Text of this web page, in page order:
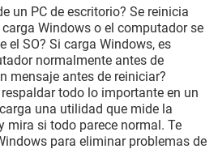
un PC de escritorio? Se reinicia
Windows o el computador se
el SO? Si carga Windows, es
normalmente antes de
mensaje antes de reiniciar?
todo lo importante en un
una utilidad que mide la
mira si todo parece normal. Te
para eliminar problemas de